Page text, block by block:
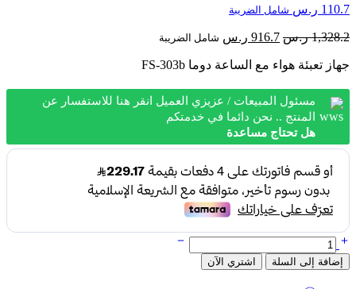
110.7 ر.س شامل الضريبة
1,328.2 ر.س السعر
هو:
916.7 ر.س السعر
هو:
شامل الضريبة
جهاز تعبئة هواء مع الساعة دوما FS-303b
مسئول المبيعات / عزيزي العميل انقر هنا للاستفسار عن
المنتج .. نحن دائما في خدمتكم
هل تحتاج مساعدة
كمية
303b
إضافة إلى السلة اشتري الآن